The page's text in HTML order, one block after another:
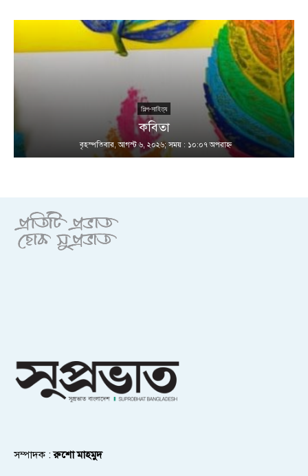
শিল্প-সাহিত্য
কবিতা
বৃহস্পতিবার, আগস্ট ৬, ২০২৬; সময় : ১০:০৭ অপরাহ্ণ
সম্পাদক :রুশো মাহমুদ